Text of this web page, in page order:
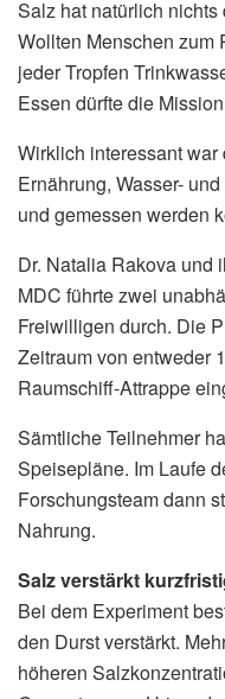
Salz hat natürlich nichts
Wollten Menschen zum
jeder Tropfen
Essen dürfte die
Wirklich interessant
Ernährung, Wasser-
und gemessen werden
Dr. Natalia Rakova und
MDC führte zwei
Freiwilligen durch. Die
Zeitraum von entweder
Raumschiff-Attrappe
Sämtliche Teilnehmer
Speisepläne. Im Laufe
Forschungsteam dann
Nahrung.
Salz verstärkt
Bei dem Experiment
den Durst verstärkt.
höheren